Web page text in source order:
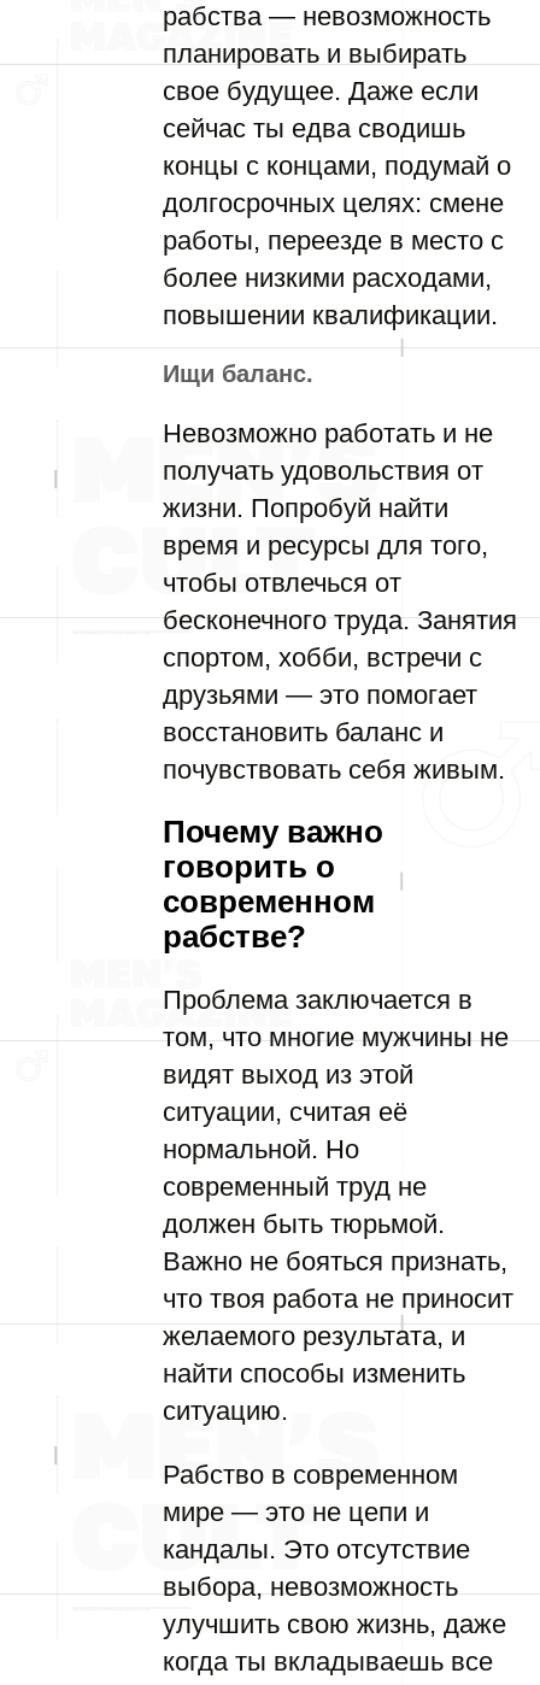
рабства — невозможность
планировать и выбирать
свое будущее. Даже если
сейчас ты едва сводишь
концы с концами, подумай о
долгосрочных целях: смене
работы, переезде в место с
более низкими расходами,
повышении квалификации.
Ищи баланс.
Невозможно работать и не
получать удовольствия от
жизни. Попробуй найти
время и ресурсы для того,
чтобы отвлечься от
бесконечного труда. Занятия
спортом, хобби, встречи с
друзьями — это помогает
восстановить баланс и
почувствовать себя живым.
Почему важно
говорить о
современном
рабстве?
Проблема заключается в
том, что многие мужчины не
видят выход из этой
ситуации, считая её
нормальной. Но
современный труд не
должен быть тюрьмой.
Важно не бояться признать,
что твоя работа не приносит
желаемого результата, и
найти способы изменить
ситуацию.
Рабство в современном
мире — это не цепи и
кандалы. Это отсутствие
выбора, невозможность
улучшить свою жизнь, даже
когда ты вкладываешь все